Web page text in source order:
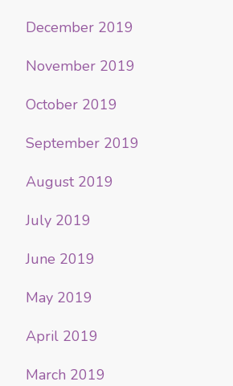
December 2019
November 2019
October 2019
September 2019
August 2019
July 2019
June 2019
May 2019
April 2019
March 2019